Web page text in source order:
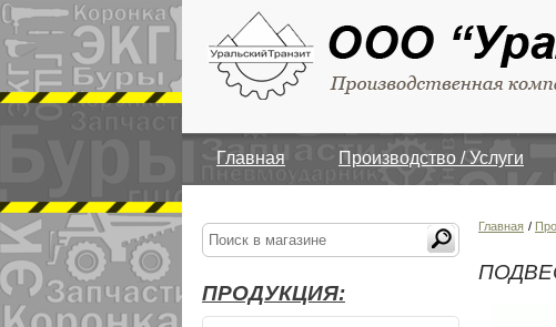
Главная Производство / Услуги
ПРОДУКЦИЯ:
Главная /